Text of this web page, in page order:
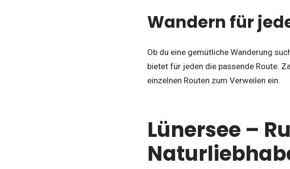
Wandern für
Ob du eine gemütliche Wanderung
bietet für jeden die passende Route.
einzelnen Routen zum Verweilen ein.
Lünersee –